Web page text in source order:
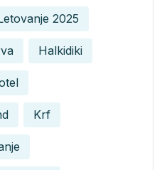
2025
Halkidiki
Krf